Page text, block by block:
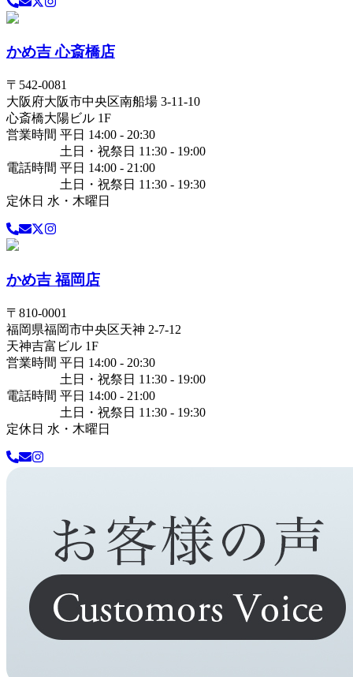
かめ吉 心斎橋店
〒 542-0081
大阪府大阪市中央区南船場 3-11-10
心斎橋大陽ビル 1F
営業時間 平日 14:00 - 20:30
土日・祝祭日 11:30 - 19:00
電話時間 平日 14:00 - 21:00
土日・祝祭日 11:30 - 19:30
定休日 水・木曜日
かめ吉 福岡店
〒 810-0001
福岡県福岡市中央区天神 2-7-12
天神吉富ビル 1F
営業時間 平日 14:00 - 20:30
土日・祝祭日 11:30 - 19:00
電話時間 平日 14:00 - 21:00
土日・祝祭日 11:30 - 19:30
定休日 水・木曜日